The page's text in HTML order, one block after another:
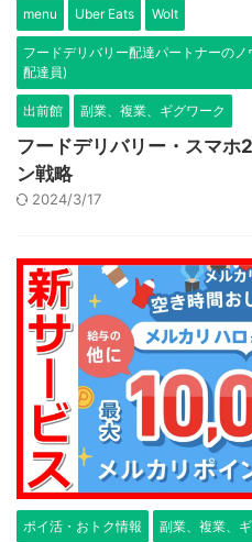
menu Uber Eats Wolt
フードデリバリー配達パートナーの
配達員)
出前館 副業、複業、ギグワーク
フードデリバリー・スマホ
ン戦略
2024/3/17
ポイ活・おトク情報 副業、複業、